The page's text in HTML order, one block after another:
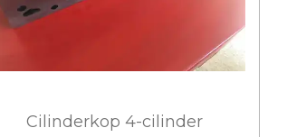
Cilinderkop 4-cilinder